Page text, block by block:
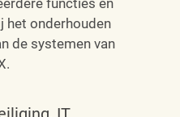
het onderhouden
de systemen van